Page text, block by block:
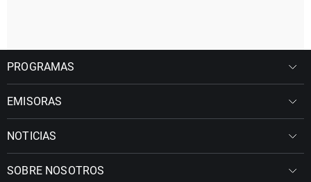
PROGRAMAS
EMISORAS
NOTICIAS
SOBRE NOSOTROS